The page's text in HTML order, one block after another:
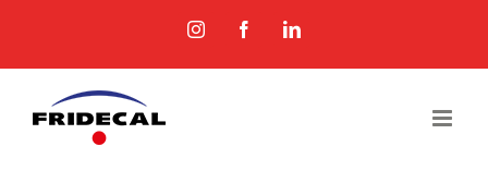
content
InstagramFacebookLinkedIn